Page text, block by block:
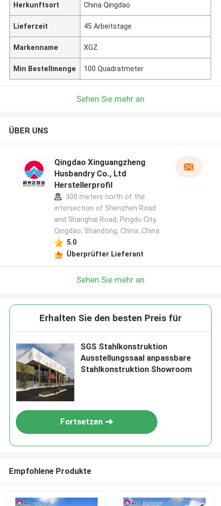
Herkunftsort China Qingdao
Lieferzeit 45 Arbeitstage
Markenname XGZ
Min Bestellmenge 100 Quadratmeter
Sehen Sie mehr an
ÜBER UNS
Qingdao Xinguangzheng
Husbandry Co., Ltd
Herstellerprofil
300 meters north of the
intersection of Shenzhen Road
and Shanghai Road, Pingdu City,
Qingdao, Shandong, China ,China
5.0
Überprüfter Lieferant
Sehen Sie mehr an
Erhalten Sie den besten Preis für
SGS Stahlkonstruktion
Ausstellungssaal anpassbare
Stahlkonstruktion Showroom
Fortsetzen
Empfohlene Produkte